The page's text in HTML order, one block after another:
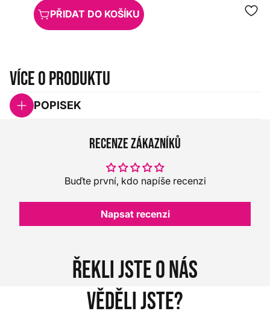
PŘIDAT DO KOŠÍKU
Více o produktu
POPISEK
Recenze zákazníků
Buďte první, kdo napíše recenzi
Napsat recenzi
Řekli jste o nás
Věděli jste?